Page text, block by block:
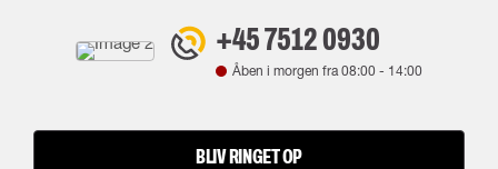
+45 7512 0930
Åben i morgen fra08:00 - 14:00
BLIV RINGET OP